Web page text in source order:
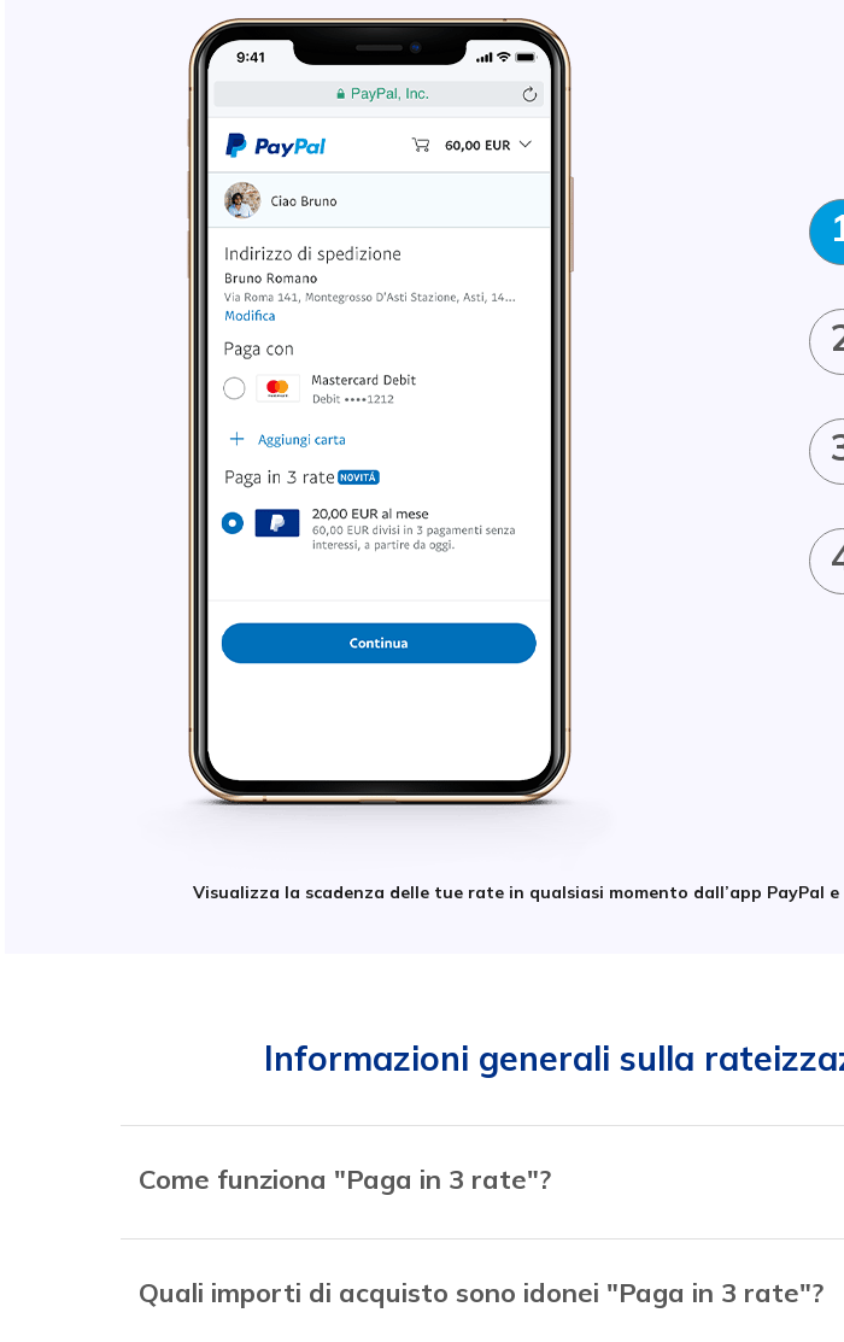
Visualizza la scadenza delle tue rate in qualsiasi momento dall’app
Informazioni generali sulla
Come funziona "Paga in 3 rate"?
Quali importi di acquisto sono idonei "Paga in 3 rate"?